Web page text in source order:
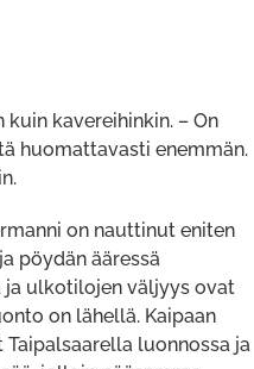
kavereihinkin. – On
huomattavasti enemmän.
on nauttinut eniten
pöydän ääressä
ja ulkotilojen väljyys ovat
on lähellä. Kaipaan
luonnossa ja